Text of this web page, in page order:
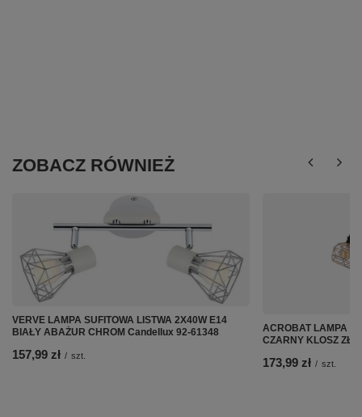
ZOBACZ RÓWNIEŻ
VERVE LAMPA SUFITOWA LISTWA 2X40W E14
BIAŁY ABAŻUR CHROM Candellux 92-61348
157,99 zł / szt.
ACROBAT LAMPA
CZARNY KLOSZ
173,99 zł / szt.